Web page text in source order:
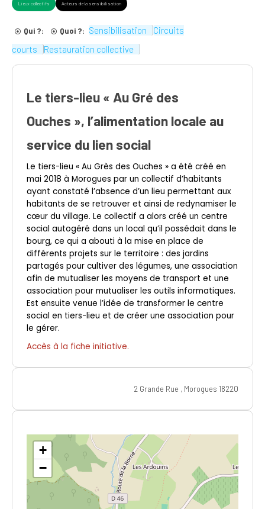
Lieux collectifs Acteurs de la sensibilisation
Qui ?: Quoi ?: Sensibilisation
Circuits
courts
Restauration collective
Le tiers-lieu « Au Gré des
Ouches », l’alimentation locale au
service du lien social
Le tiers-lieu « Au Grès des Ouches » a été créé en
mai 2018 à Morogues par un collectif d’habitants
ayant constaté l’absence d’un lieu permettant aux
habitants de se retrouver et ainsi de redynamiser le
cœur du village. Le collectif a alors créé un centre
social autogéré dans un local qu’il possédait dans le
bourg, ce qui a abouti à la mise en place de
différents projets sur le territoire : des jardins
partagés pour cultiver des légumes, une association
afin de mutualiser les moyens de transport et une
association pour mutualiser les outils informatiques.
Est ensuite venue l’idée de transformer le centre
social en tiers-lieu et de créer une association pour
le gérer.
Accès à la fiche initiative.
2 Grande Rue , Morogues 18220
+
−